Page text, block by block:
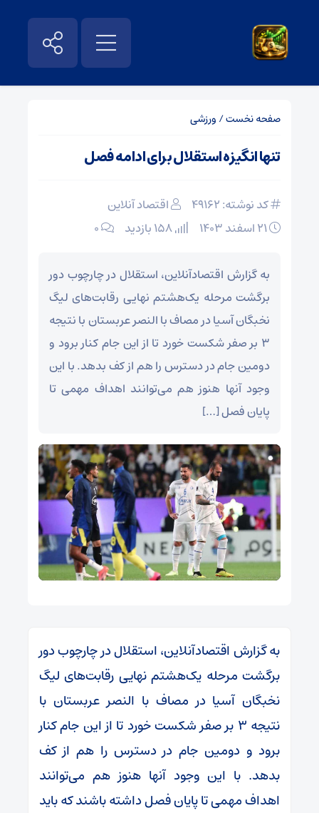
صفحه نخست/ ورزشی
تنها انگیزه استقلال برای ادامه فصل
کد نوشته: 49162
اقتصاد آنلاین
۰
به گزارش اقتصادآنلاین، استقلال در چارچوب دور
برگشت مرحله یک‌هشتم نهایی رقابت‌های لیگ
نخبگان آسیا در مصاف با النصر عربستان با نتیجه
۳ بر صفر شکست خورد تا از این جام کنار برود و
دومین جام در دسترس را هم از کف بدهد. با این
وجود آنها هنوز هم می‌توانند اهداف مهمی تا
پایان فصل […]
به گزارش اقتصادآنلاین، استقلال در چارچوب دور
برگشت مرحله یک‌هشتم نهایی رقابت‌های لیگ
نخبگان آسیا در مصاف با النصر عربستان با
نتیجه ۳ بر صفر شکست خورد تا از این جام کنار
برود و دومین جام در دسترس را هم از کف
بدهد. با این وجود آنها هنوز هم می‌توانند
اهداف مهمی تا پایان فصل داشته باشند که باید